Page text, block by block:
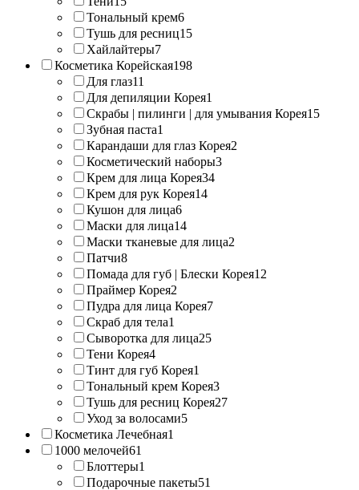
Тональный крем6
Тушь для ресниц15
Хайлайтеры7
Косметика Корейская198
Для глаз11
Для депиляции Корея1
Скрабы | пилинги | для умывания Корея15
Зубная паста1
Карандаши для глаз Корея2
Косметический наборы3
Крем для лица Корея34
Крем для рук Корея14
Кушон для лица6
Маски для лица14
Маски тканевые для лица2
Патчи8
Помада для губ | Блески Корея12
Праймер Корея2
Пудра для лица Корея7
Скраб для тела1
Сыворотка для лица25
Тени Корея4
Тинт для губ Корея1
Тональный крем Корея3
Тушь для ресниц Корея27
Уход за волосами5
Косметика Лечебная1
1000 мелочей61
Блоттеры1
Подарочные пакеты51